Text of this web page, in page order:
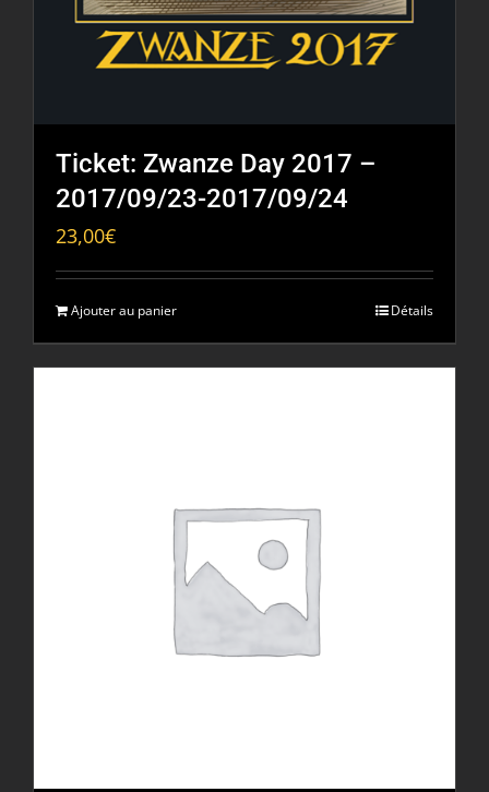
Ticket: Zwanze Day 2017 –
2017/09/23-2017/09/24
23,00€
Ajouter au panier Détails